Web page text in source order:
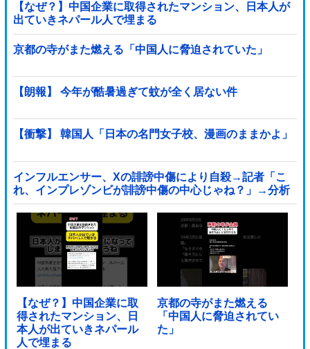
【なぜ？】中国企業に取得されたマンション、日本人が
出ていきネパール人で埋まる
京都の寺がまた燃える「中国人に脅迫されていた」
【朗報】 今年が酷暑過ぎて蚊が全く居ない件
【衝撃】 韓国人「日本の名門女子校、漫画のままかよ」
インフルエンサー、Xの誹謗中傷により自殺→記者「こ
れ、インプレゾンビが誹謗中傷の中心じゃね？」→分析
していくとヤバイ真実が浮かび上がる他
【なぜ？】中国企業に取
得されたマンション、日
本人が出ていきネパール
人で埋まる
京都の寺がまた燃える
「中国人に脅迫されてい
た」